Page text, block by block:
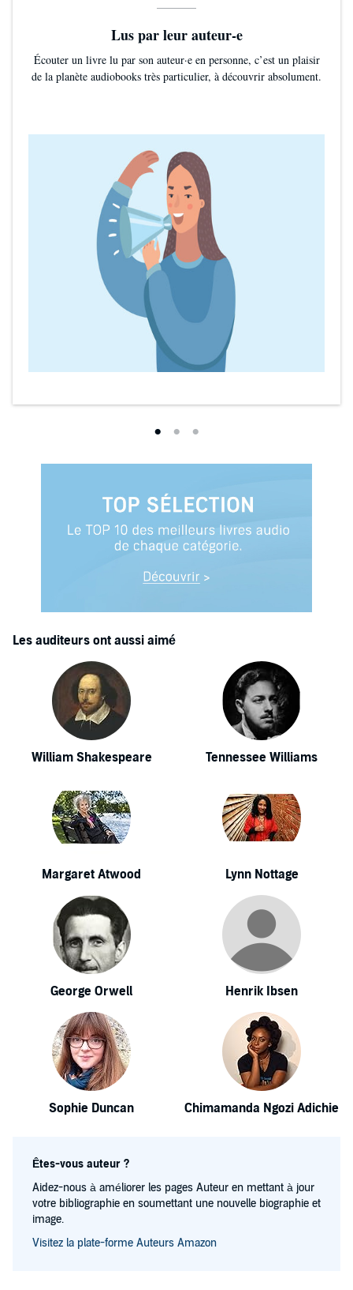
Lus par leur auteur-e
Écouter un livre lu par son auteur·e en personne, c’est un plaisir
de la planète audiobooks très particulier, à découvrir absolument.
Les auditeurs ont aussi aimé
William Shakespeare Tennessee Williams
Margaret Atwood Lynn Nottage
George Orwell Henrik Ibsen
Sophie Duncan Chimamanda Ngozi Adichie
Êtes-vous auteur ?
Aidez-nous à améliorer les pages Auteur en mettant à jour
votre bibliographie en soumettant une nouvelle biographie et
image.
Visitez la plate-forme Auteurs Amazon